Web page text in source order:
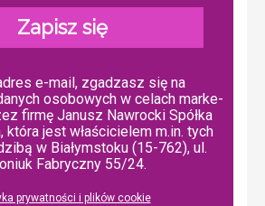
Zapisz się
e-mail, zgadzasz się na
osobowych w ce­lach mar­ke­
firmę Janusz Nawrocki Spółka
która jest właścicielem m.in. tych
w Białymstoku (15-762), ul.
Fabryczny 55/24.
prywatności i plików cookie